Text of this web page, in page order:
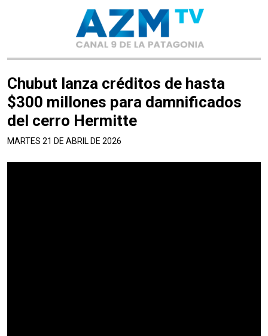
Chubut lanza créditos de hasta
$300 millones para damnificados
del cerro Hermitte
MARTES 21 DE ABRIL DE 2026